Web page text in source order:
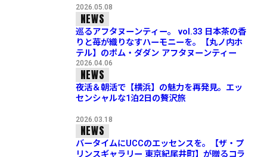
2026.05.08
NEWS
巡るアフタヌーンティー。 vol.33 日本茶の香
りと苺が織りなすハーモニーを。【丸ノ内ホ
テル】のポム・ダダン アフタヌーンティー
2026.04.06
NEWS
夜活＆朝活で【横浜】の魅力を再発見。エッ
センシャルな1泊2日の贅沢旅
2026.03.18
NEWS
バータイムにUCCのエッセンスを。【ザ・プ
リンスギャラリー 東京紀尾井町】が贈るコラ